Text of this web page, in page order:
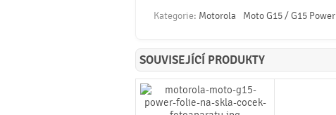
Kategorie: Motorola Moto G15 / G15 Power
SOUVISEJÍCÍ PRODUKTY